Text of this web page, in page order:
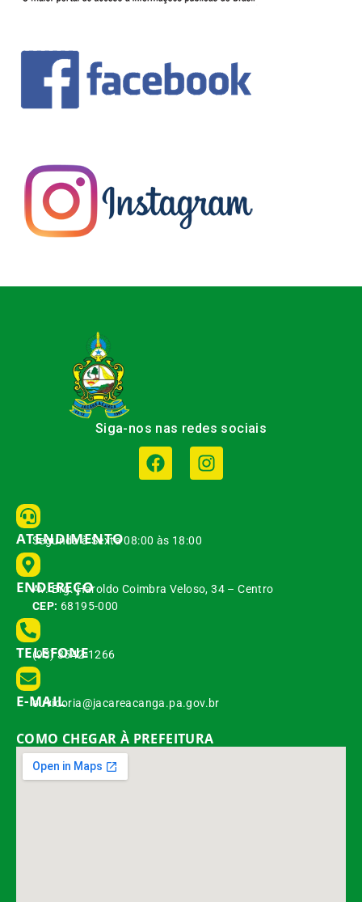
Siga-nos nas redes sociais
ATENDIMENTO
Segunda à Sexta 08:00 às 18:00
ENDEREÇO
Av. Brg. Haroldo Coimbra Veloso, 34 – Centro
CEP: 68195-000
TELEFONE
(93) 3542-1266
E-MAIL
ouvidoria@jacareacanga.pa.gov.br
COMO CHEGAR À PREFEITURA